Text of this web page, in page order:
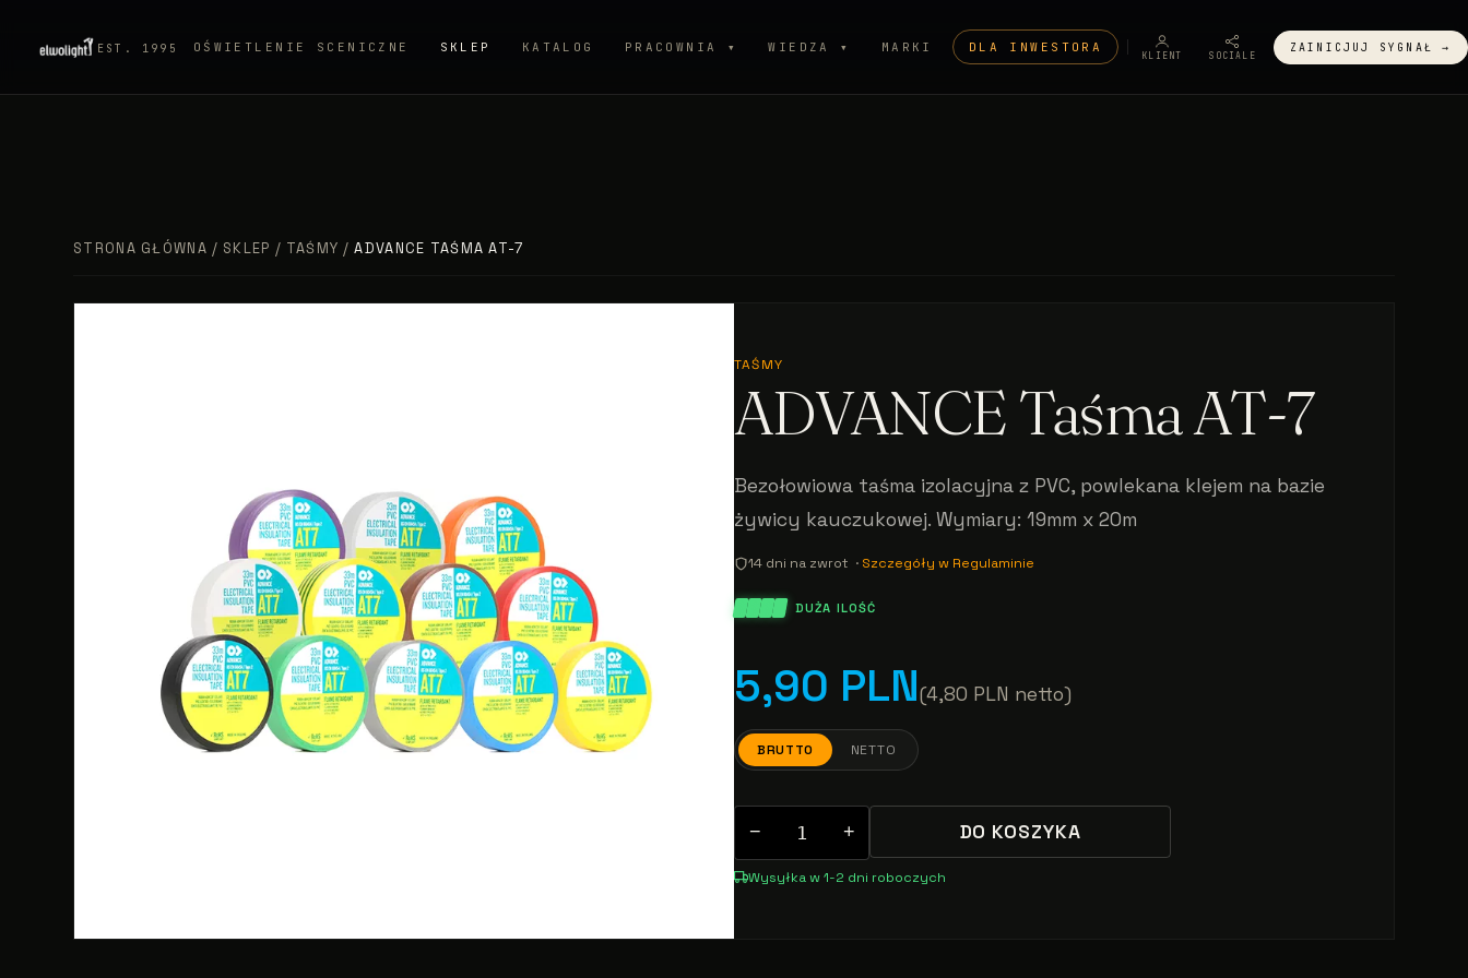
EST. 1995 OŚWIETLENIE SCENICZNE SKLEP KATALOG PRACOWNIA ▾ WIEDZA ▾ MARKI DLA INWESTORA
KLIENT SOCIALE
ZAINICJUJ SYGNAŁ →
STRONA GŁÓWNA / SKLEP / TAŚMY / ADVANCE TAŚMA AT-7
TAŚMY
ADVANCE Taśma AT-7
Bezołowiowa taśma izolacyjna z PVC, powlekana klejem na bazie
żywicy kauczukowej. Wymiary: 19mm x 20m
14 dni na zwrot · Szczegóły w Regulaminie
DUŻA ILOŚĆ
5,90 PLN(4,80 PLN netto)
BRUTTO NETTO
− + DO KOSZYKA
Wysyłka w 1-2 dni roboczych